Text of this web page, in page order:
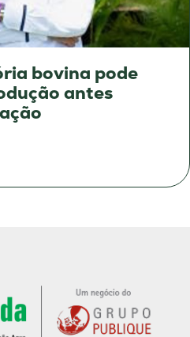
bovina pode
antes